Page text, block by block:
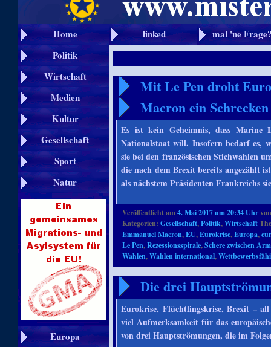
Home linked
mal 'ne
Politik
Wirtschaft
Medien
Kultur
Gesellschaft
Sport
Natur
Europa
Mit Le Pen droht
Macron ein
Es ist kein Geheimnis, dass
Nationalstaat will. Insofern bedarf es,
sie bei den französischen Stichwahlen
die nach dem Brexit bereits angezählt
als nächstem Präsidenten Frankreichs
Veröffentlicht am4. Mai 2017 um 20:34 Uhr
Kategorien:Gesellschaft,Politik,Wirtschaft
Emmanuel Macron,EU,Eurokrise,Europa,
Le Pen,Rezessionsspirale,Schere zwischen
Wahlen,Wahlen international,
Die drei
Eurokrise, Flüchtlingskrise, Brexit –
viel Aufmerksamkeit für das
von drei Hauptströmungen, die im